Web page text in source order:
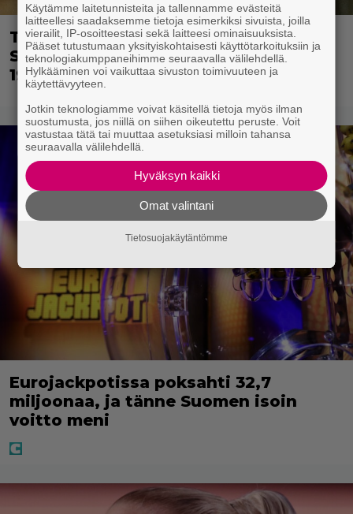
Tänän tv:ssä: Esko Salminen ja Satu
Silvo tekevät hienot pääroolit vuoden
1984 menestyselokuvassa
Eurojackpotissa poksahti 32,7
miljoonaa, ja tänne Suomen isoin
voitto meni
Käytämme laitetunnisteita ja tallennamme evästeitä
laitteellesi saadaksemme tietoja esimerkiksi sivuista, joilla
vierailit, IP-osoitteestasi sekä laitteesi ominaisuuksista.
Pääset tutustumaan yksityiskohtaisesti käyttötarkoituksiin ja
teknologiakumppaneihimme seuraavalla välilehdellä.
Hylkääminen voi vaikuttaa sivuston toimivuuteen ja
käytettävyyteen.
Jotkin teknologiamme voivat käsitellä tietoja myös ilman
suostumusta, jos niillä on siihen oikeutettu peruste. Voit
vastustaa tätä tai muuttaa asetuksiasi milloin tahansa
seuraavalla välilehdellä.
Hyväksyn kaikki
Omat valintani
Tietosuojakäytäntömme